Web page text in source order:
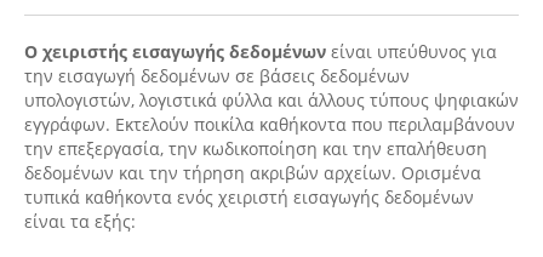
Ο χειριστής εισαγωγής δεδομένων είναι υπεύθυνος για
την εισαγωγή δεδομένων σε βάσεις δεδομένων
υπολογιστών, λογιστικά φύλλα και άλλους τύπους ψηφιακών
εγγράφων. Εκτελούν ποικίλα καθήκοντα που περιλαμβάνουν
την επεξεργασία, την κωδικοποίηση και την επαλήθευση
δεδομένων και την τήρηση ακριβών αρχείων. Ορισμένα
τυπικά καθήκοντα ενός χειριστή εισαγωγής δεδομένων
είναι τα εξής: